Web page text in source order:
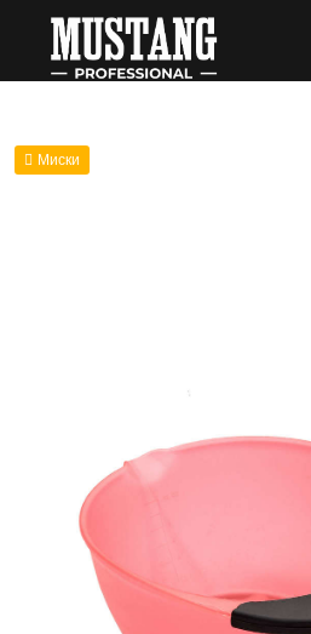
Миски